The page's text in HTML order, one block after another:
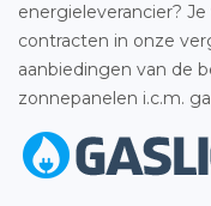
energieleverancier?
contracten in onze
aanbiedingen van de
zonnepanelen i.c.m.